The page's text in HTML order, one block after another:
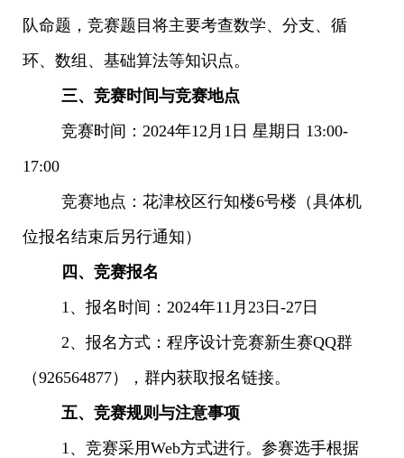
队命题，竞赛题目将主要考查数学、分支、循
环、数组、基础算法等知识点。
三、竞赛时间与竞赛地点
竞赛时间：2024年12月1日 星期日 13:00-
17:00
竞赛地点：花津校区行知楼6号楼（具体机
位报名结束后另行通知）
四、竞赛报名
1、报名时间：2024年11月23日-27日
2、报名方式：程序设计竞赛新生赛QQ群
（926564877），群内获取报名链接。
五、竞赛规则与注意事项
1、竞赛采用Web方式进行。参赛选手根据